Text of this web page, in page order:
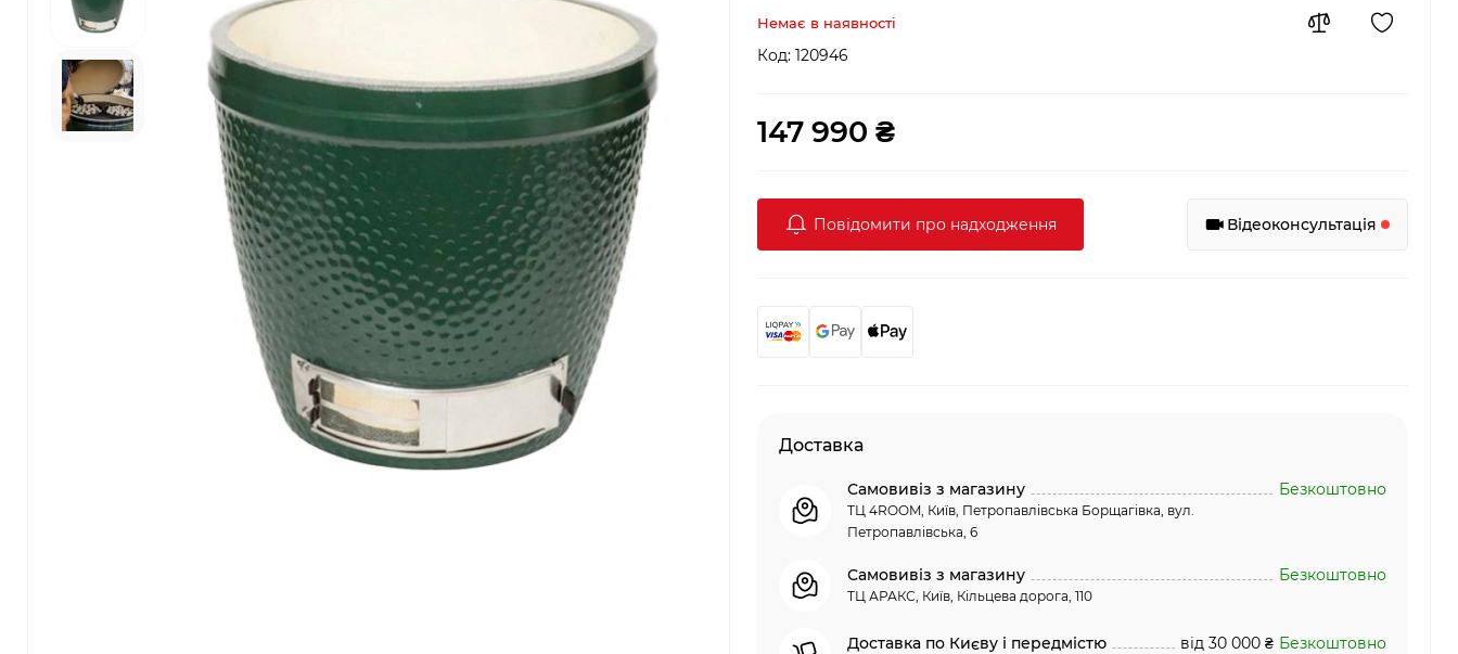
Немає в наявності
Код: 120946
147 990 ₴
Повідомити про надходження Відеоконсультація
Доставка
Самовивіз з магазину
ТЦ 4ROOM, Київ, Петропавлівська Борщагівка, вул.
Петропавлівська, 6
Безкоштовно
Самовивіз з магазину
ТЦ АРАКС, Київ, Кільцева дорога, 110
Безкоштовно
Доставка по Києву і передмістю від 30 000 ₴ Безкоштовно